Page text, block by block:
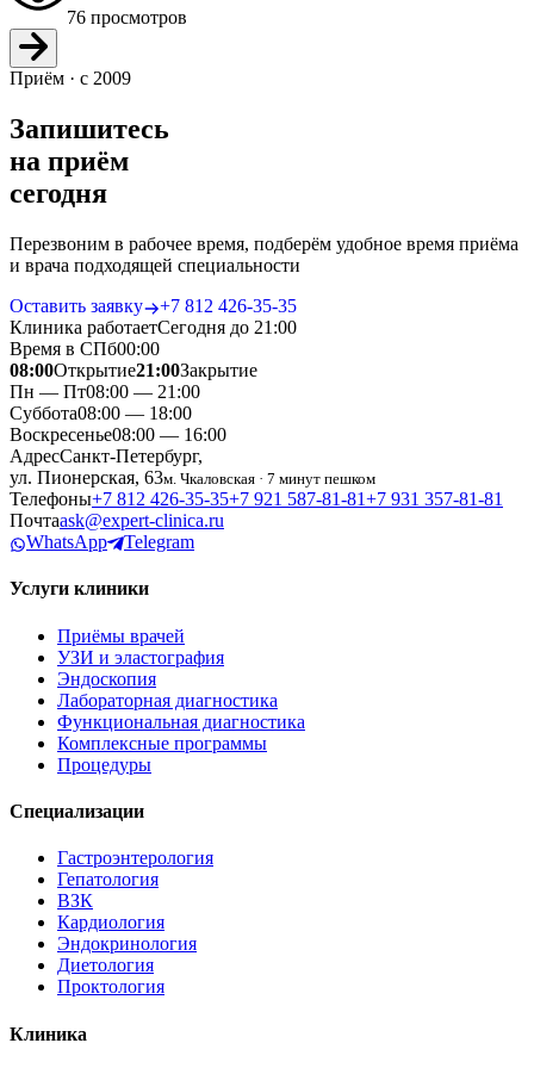
76 просмотров
Приём · с 2009
Запишитесь
на приём
сегодня
Перезвоним в рабочее время, подберём удобное время приёма
и врача подходящей специальности
Оставить заявку
+7 812 426‑35‑35
Клиника работаетСегодня до 21:00
Время в СПб00:00
08:00Открытие21:00Закрытие
Пн — Пт08:00 — 21:00
Суббота08:00 — 18:00
Воскресенье08:00 — 16:00
АдресСанкт-Петербург,
ул. Пионерская, 63м. Чкаловская · 7 минут пешком
Телефоны+7 812 426‑35‑35+7 921 587‑81‑81+7 931 357‑81‑81
Почтаask@expert-clinica.ru
WhatsApp
Telegram
Услуги клиники
Приёмы врачей
УЗИ и эластография
Эндоскопия
Лабораторная диагностика
Функциональная диагностика
Комплексные программы
Процедуры
Специализации
Гастроэнтерология
Гепатология
ВЗК
Кардиология
Эндокринология
Диетология
Проктология
Клиника